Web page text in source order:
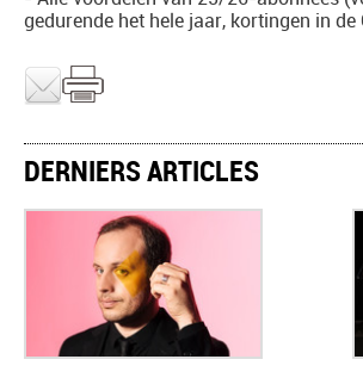
gedurende het hele jaar, kortingen in
DERNIERS ARTICLES